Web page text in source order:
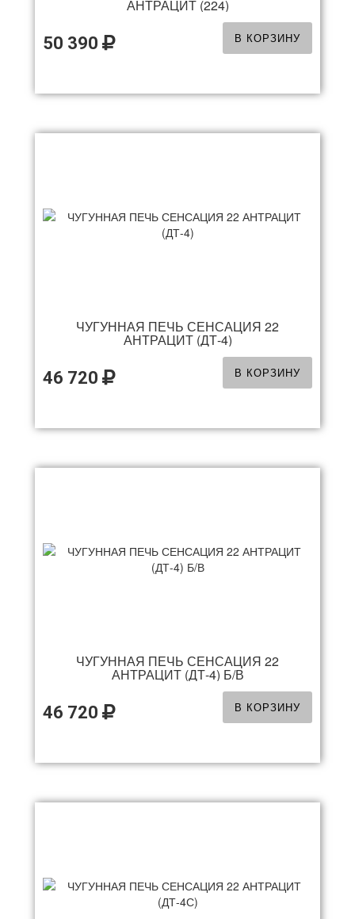
АНТРАЦИТ (224)
50 390 В КОРЗИНУ
ЧУГУННАЯ ПЕЧЬ СЕНСАЦИЯ 22
АНТРАЦИТ (ДТ-4)
46 720 В КОРЗИНУ
ЧУГУННАЯ ПЕЧЬ СЕНСАЦИЯ 22
АНТРАЦИТ (ДТ-4) Б/В
46 720 В КОРЗИНУ